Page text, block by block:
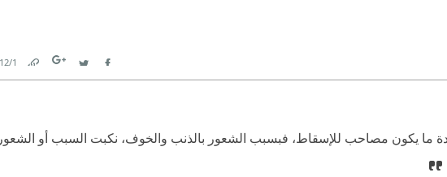
Facebook
Twitter
Link
1‏/12‏/2025
ما يكون مصاحب للإسقاط، فبسبب الشعور بالذنب والخوف، نكبت السبب أو الشعور